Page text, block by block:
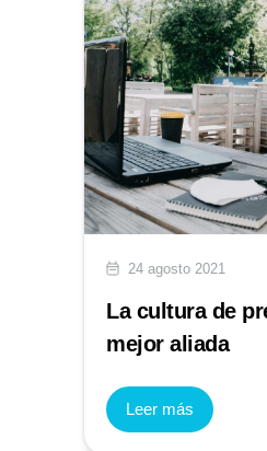
24 agosto 2021
La cultura de
mejor aliada
Leer más